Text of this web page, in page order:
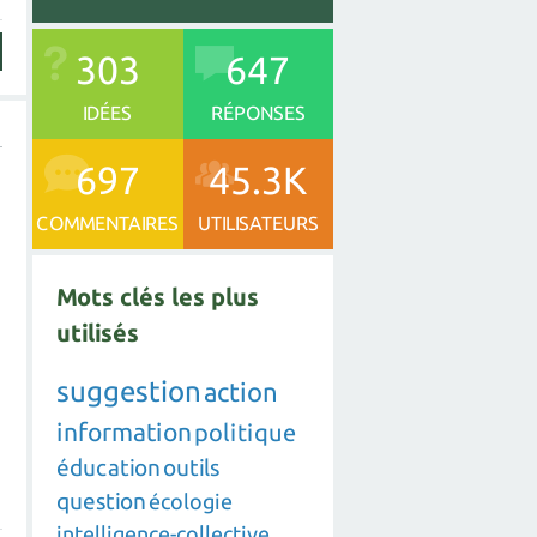
303
IDÉES
647
RÉPONSES
697
COMMENTAIRES
45.3K
UTILISATEURS
Mots clés les plus
utilisés
suggestion action
informationpolitique
éducationoutils
question écologie